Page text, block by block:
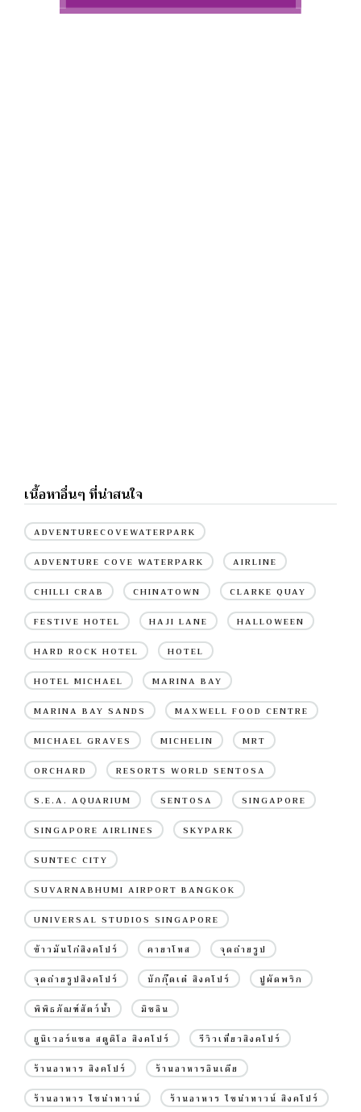
เนื้อหาอื่นๆ ที่น่าสนใจ
ADVENTURECOVEWATERPARK
ADVENTURE COVE WATERPARK AIRLINE
CHILLI CRAB CHINATOWN CLARKE QUAY
FESTIVE HOTEL HAJI LANE HALLOWEEN
HARD ROCK HOTEL HOTEL
HOTEL MICHAEL MARINA BAY
MARINA BAY SANDS MAXWELL FOOD CENTRE
MICHAEL GRAVES MICHELIN MRT
ORCHARD RESORTS WORLD SENTOSA
S.E.A. AQUARIUM SENTOSA SINGAPORE
SINGAPORE AIRLINES SKYPARK
SUNTEC CITY
SUVARNABHUMI AIRPORT BANGKOK
UNIVERSAL STUDIOS SINGAPORE
ข้าวมันไก่สิงคโปร์ คายาโทส จุดถ่ายรูป
จุดถ่ายรูปสิงคโปร์ บักกุ๊ดเต๋ สิงคโปร์ ปูผัดพริก
พิพิธภัณฑ์สัตว์น้ำ มิชลิน
ยูนิเวอร์แซล สตูดิโอ สิงคโปร์ รีวิวเที่ยวสิงคโปร์
ร้านอาหาร สิงคโปร์ ร้านอาหารอินเดีย
ร้านอาหาร ไชน่าทาวน์ ร้านอาหาร ไชน่าทาวน์ สิงคโปร์